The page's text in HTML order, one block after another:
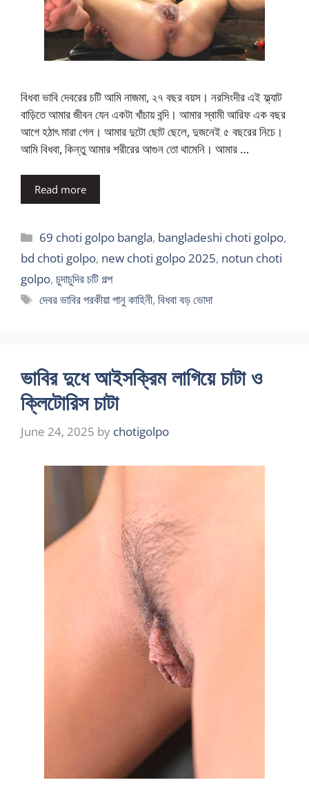
বিধবা ভাবি দেবরের চটি আমি নাজমা, ২৭ বছর বয়স। নরসিংদীর এই ফ্ল্যাট
বাড়িতে আমার জীবন যেন একটা খাঁচায় বন্দি। আমার স্বামী আরিফ এক বছর
আগে হঠাৎ মারা গেল। আমার দুটো ছোট ছেলে, দুজনেই ৫ বছরের নিচে।
আমি বিধবা, কিন্তু আমার শরীরের আগুন তো থামেনি। আমার …
Read more
Categories
69 choti golpo bangla, bangladeshi choti golpo,
bd choti golpo, new choti golpo 2025, notun choti
golpo, চুদাচুদির চটি গল্প
Tags
দেবর ভাবির পরকীয়া পানু কাহিনী,বিধবা বড় ভোদা
ভাবির দুধে আইসক্রিম লাগিয়ে চাটা ও
ক্লিটোরিস চাটা
June 24, 2025 by chotigolpo